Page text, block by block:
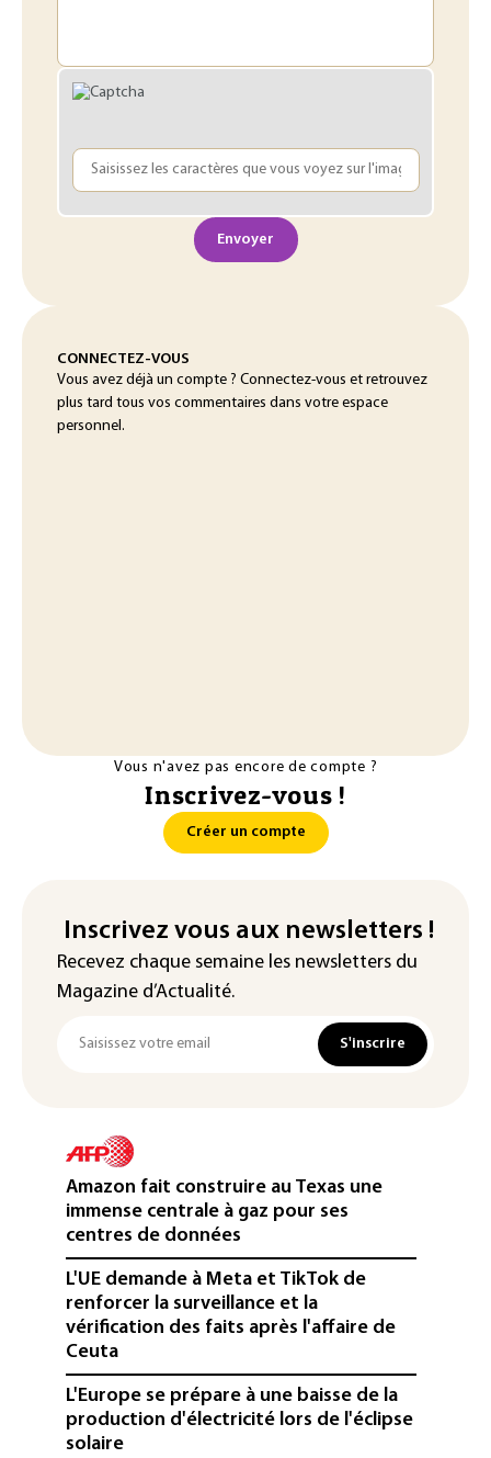
Envoyer
CONNECTEZ-VOUS
Vous avez déjà un compte ? Connectez-vous et retrouvez
plus tard tous vos commentaires dans votre espace
personnel.
Vous n'avez pas encore de compte ?
Inscrivez-vous !
Créer un compte
Inscrivez vous aux newsletters !
Recevez chaque semaine les newsletters du
Magazine d’Actualité.
S'inscrire
Amazon fait construire au Texas une
immense centrale à gaz pour ses
centres de données
L'UE demande à Meta et TikTok de
renforcer la surveillance et la
vérification des faits après l'affaire de
Ceuta
L'Europe se prépare à une baisse de la
production d'électricité lors de l'éclipse
solaire